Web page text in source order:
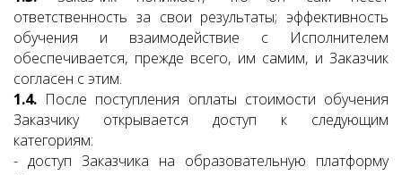
ответственность за свои результаты; эффективность
обучения и взаимодействие с Исполнителем
обеспечивается, прежде всего, им самим, и Заказчик
согласен с этим.
1.4. После поступления оплаты стоимости обучения
Заказчику открывается доступ к следующим
категориям:
- доступ Заказчика на образовательную платформу